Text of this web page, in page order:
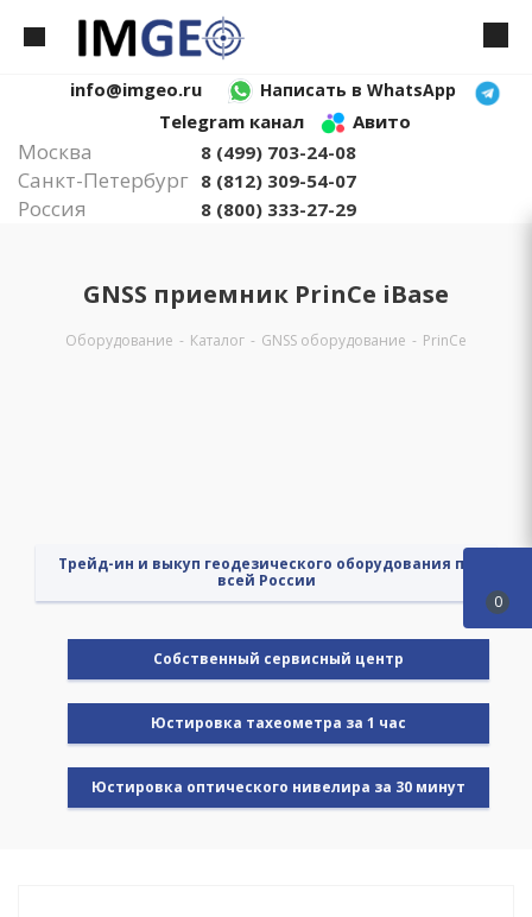
info@imgeo.ru Написать в WhatsApp
Telegram канал Авито
Москва 8 (499) 703-24-08
Санкт-Петербург 8 (812) 309-54-07
Россия 8 (800) 333-27-29
GNSS приемник PrinCe iBase
Оборудование - Каталог - GNSS оборудование - PrinCe
Трейд-ин и выкуп геодезического оборудования по
всей России
Cобственный сервисный центр
Юстировка тахеометра за 1 час
Юстировка оптического нивелира за 30 минут
0